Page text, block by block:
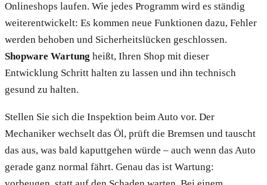
Onlineshops laufen. Wie jedes Programm wird es ständig
weiterentwickelt: Es kommen neue Funktionen dazu, Fehler
werden behoben und Sicherheitslücken geschlossen.
Shopware Wartung heißt, Ihren Shop mit dieser
Entwicklung Schritt halten zu lassen und ihn technisch
gesund zu halten.
Stellen Sie sich die Inspektion beim Auto vor. Der
Mechaniker wechselt das Öl, prüft die Bremsen und tauscht
das aus, was bald kaputtgehen würde – auch wenn das Auto
gerade ganz normal fährt. Genau das ist Wartung: